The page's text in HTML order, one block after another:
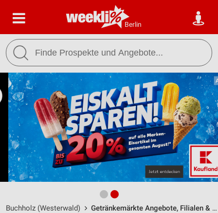
Berlin
Buchholz (Westerwald) Getränkemärkte Angebote, Filialen & Öffnungszeiten